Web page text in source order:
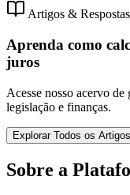
Artigos &
Aprenda como
juros
Acesse nosso acervo
legislação e finanças.
Explorar Todos os Artigos
Sobre a